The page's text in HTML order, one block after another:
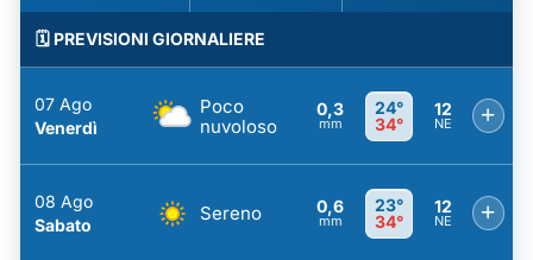
🗓️ PREVISIONI GIORNALIERE
07 Ago
Venerdì
Poco
nuvoloso
0,3
mm
24°
34°
12
NE +
08 Ago
Sabato
Sereno 0,6
mm
23°
34°
12
NE +